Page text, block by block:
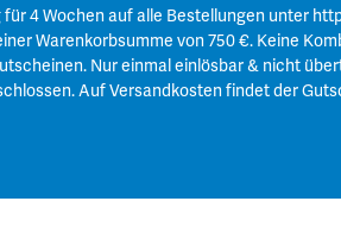
für 4 Wochen auf alle Bestellungen unter
Warenkorbsumme von 750 €. Keine
Nur einmal einlösbar & nicht
Auf Versandkosten findet der